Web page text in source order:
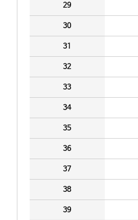
29
30
31
32
33
34
35
36
37
38
39